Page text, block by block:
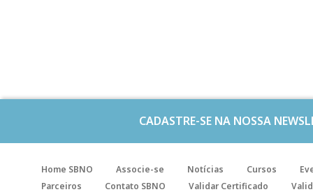
CADASTRE-SE NA NOSSA
Home SBNO Associe-se Notícias Cursos
Parceiros
Contato SBNO Validar Certificado